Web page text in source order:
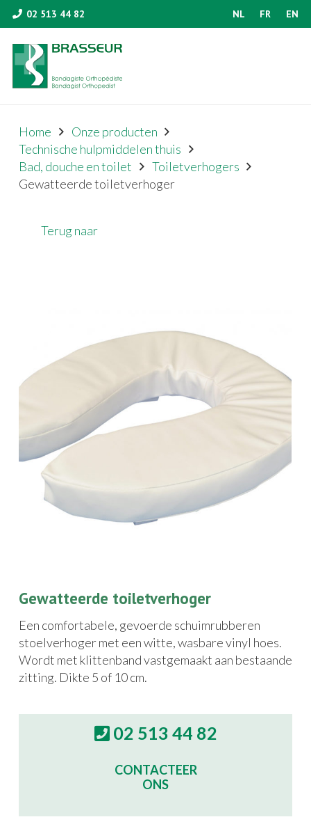
02 513 44 82 NL FR EN
Home
Onze producten
Technische hulpmiddelen thuis
Bad, douche en toilet
Toiletverhogers
Gewatteerde toiletverhoger
Terug naar
Gewatteerde toiletverhoger
Een comfortabele, gevoerde schuimrubberen
stoelverhoger met een witte, wasbare vinyl hoes.
Wordt met klittenband vastgemaakt aan bestaande
zitting. Dikte 5 of 10 cm.
02 513 44 82
CONTACTEER
ONS